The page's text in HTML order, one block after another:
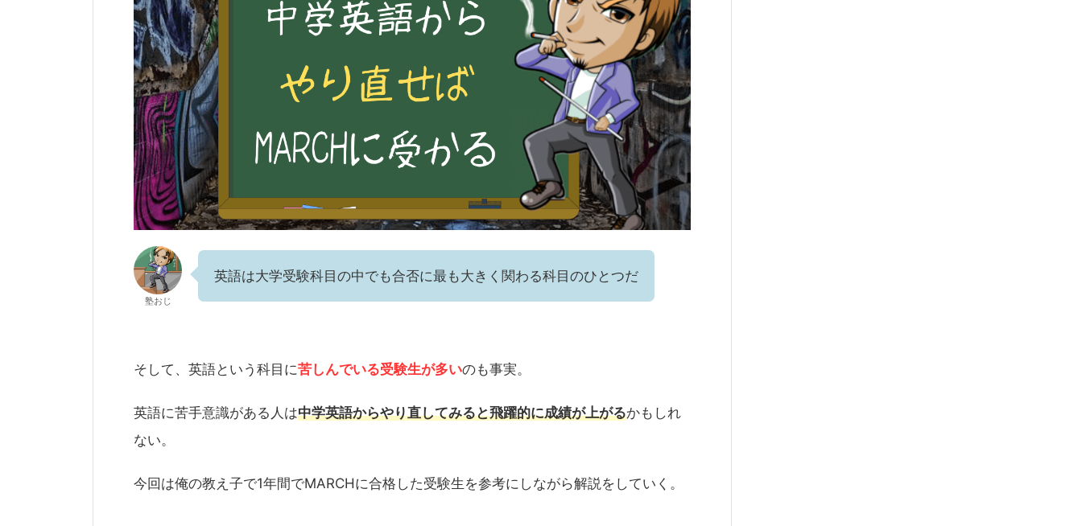
塾おじ
英語は大学受験科目の中でも合否に最も大きく関わる科目のひとつだ
そして、英語という科目に苦しんでいる受験生が多いのも事実。
英語に苦手意識がある人は中学英語からやり直してみると飛躍的に成績が上がるかもしれ
ない。
今回は俺の教え子で1年間でMARCHに合格した受験生を参考にしながら解説をしていく。